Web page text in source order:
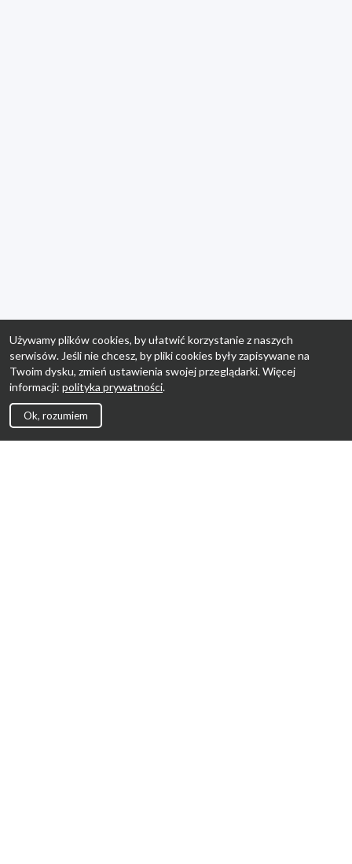
Używamy plików cookies, by ułatwić korzystanie z naszych
serwisów. Jeśli nie chcesz, by pliki cookies były zapisywane na
Twoim dysku, zmień ustawienia swojej przeglądarki. Więcej
informacji: polityka prywatności.
Ok, rozumiem